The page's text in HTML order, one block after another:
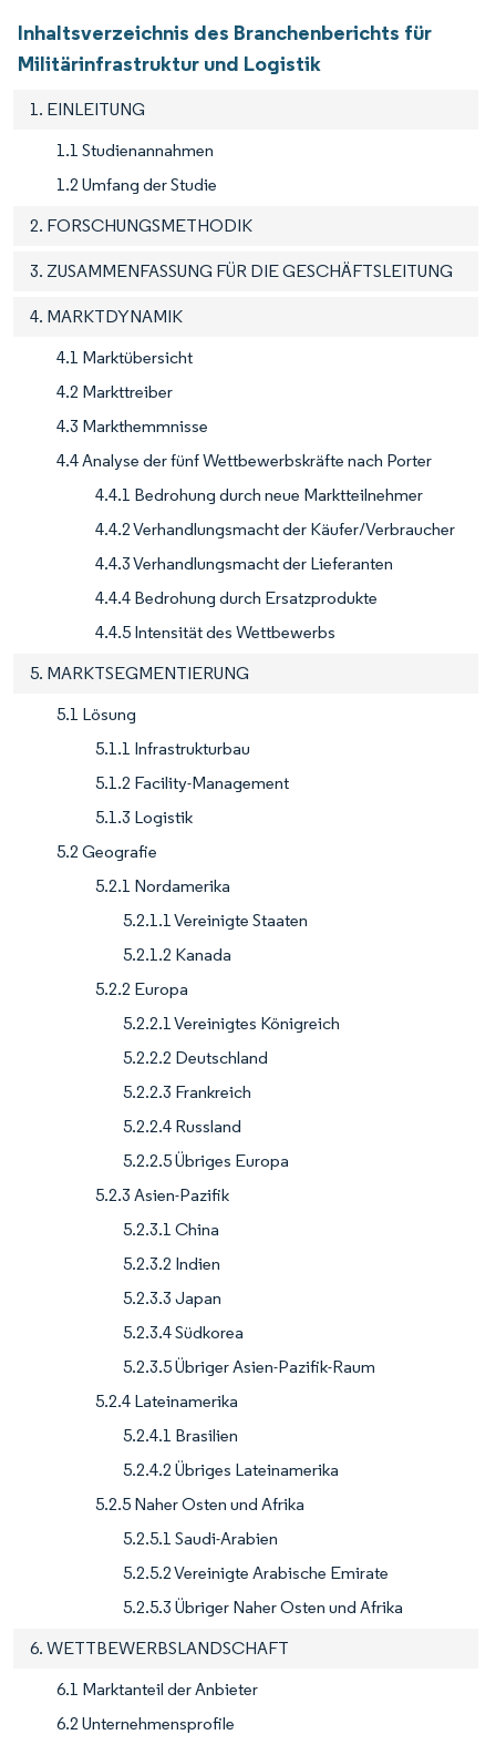
Inhaltsverzeichnis des Branchenberichts für
Militärinfrastruktur und Logistik
1. EINLEITUNG
1.1 Studienannahmen
1.2 Umfang der Studie
2. FORSCHUNGSMETHODIK
3. ZUSAMMENFASSUNG FÜR DIE GESCHÄFTSLEITUNG
4. MARKTDYNAMIK
4.1 Marktübersicht
4.2 Markttreiber
4.3 Markthemmnisse
4.4 Analyse der fünf Wettbewerbskräfte nach Porter
4.4.1 Bedrohung durch neue Marktteilnehmer
4.4.2 Verhandlungsmacht der Käufer/Verbraucher
4.4.3 Verhandlungsmacht der Lieferanten
4.4.4 Bedrohung durch Ersatzprodukte
4.4.5 Intensität des Wettbewerbs
5. MARKTSEGMENTIERUNG
5.1 Lösung
5.1.1 Infrastrukturbau
5.1.2 Facility-Management
5.1.3 Logistik
5.2 Geografie
5.2.1 Nordamerika
5.2.1.1 Vereinigte Staaten
5.2.1.2 Kanada
5.2.2 Europa
5.2.2.1 Vereinigtes Königreich
5.2.2.2 Deutschland
5.2.2.3 Frankreich
5.2.2.4 Russland
5.2.2.5 Übriges Europa
5.2.3 Asien-Pazifik
5.2.3.1 China
5.2.3.2 Indien
5.2.3.3 Japan
5.2.3.4 Südkorea
5.2.3.5 Übriger Asien-Pazifik-Raum
5.2.4 Lateinamerika
5.2.4.1 Brasilien
5.2.4.2 Übriges Lateinamerika
5.2.5 Naher Osten und Afrika
5.2.5.1 Saudi-Arabien
5.2.5.2 Vereinigte Arabische Emirate
5.2.5.3 Übriger Naher Osten und Afrika
6. WETTBEWERBSLANDSCHAFT
6.1 Marktanteil der Anbieter
6.2 Unternehmensprofile